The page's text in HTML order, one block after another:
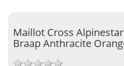
Maillot Cross
Braap Anthracite